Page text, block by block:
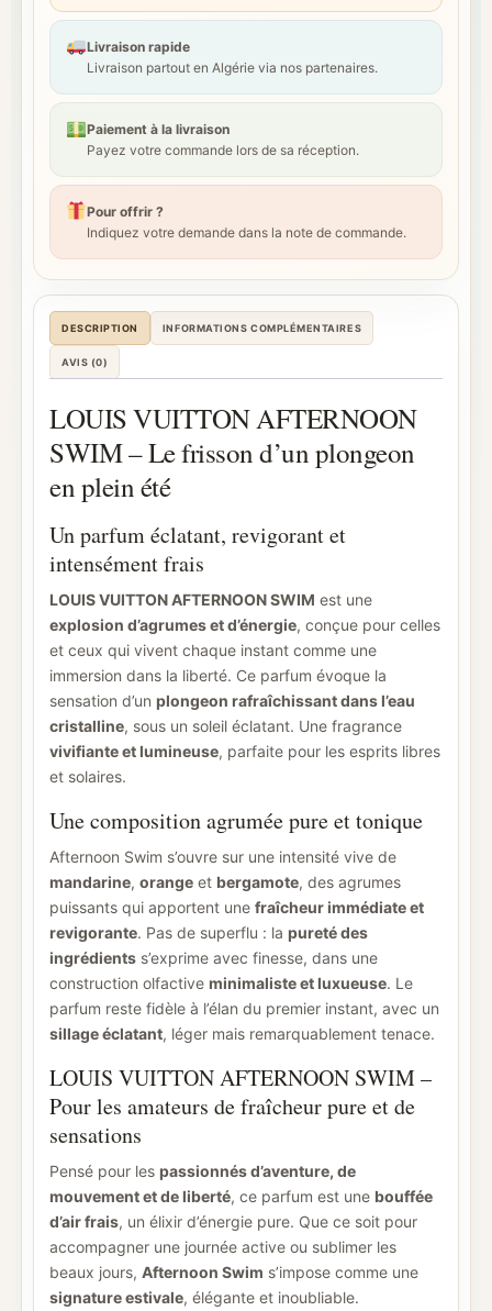
Livraison rapide
Livraison partout en Algérie via nos partenaires.
Paiement à la livraison
Payez votre commande lors de sa réception.
Pour offrir ?
Indiquez votre demande dans la note de commande.
DESCRIPTION INFORMATIONS COMPLÉMENTAIRES
AVIS (0)
LOUIS VUITTON AFTERNOON
SWIM – Le frisson d’un plongeon
en plein été
Un parfum éclatant, revigorant et
intensément frais
LOUIS VUITTON AFTERNOON SWIM est une
explosion d’agrumes et d’énergie, conçue pour celles
et ceux qui vivent chaque instant comme une
immersion dans la liberté. Ce parfum évoque la
sensation d’un plongeon rafraîchissant dans l’eau
cristalline, sous un soleil éclatant. Une fragrance
vivifiante et lumineuse, parfaite pour les esprits libres
et solaires.
Une composition agrumée pure et tonique
Afternoon Swim s’ouvre sur une intensité vive de
mandarine, orange et bergamote, des agrumes
puissants qui apportent une fraîcheur immédiate et
revigorante. Pas de superflu : la pureté des
ingrédients s’exprime avec finesse, dans une
construction olfactive minimaliste et luxueuse. Le
parfum reste fidèle à l’élan du premier instant, avec un
sillage éclatant, léger mais remarquablement tenace.
LOUIS VUITTON AFTERNOON SWIM –
Pour les amateurs de fraîcheur pure et de
sensations
Pensé pour les passionnés d’aventure, de
mouvement et de liberté, ce parfum est une bouffée
d’air frais, un élixir d’énergie pure. Que ce soit pour
accompagner une journée active ou sublimer les
beaux jours, Afternoon Swim s’impose comme une
signature estivale, élégante et inoubliable.